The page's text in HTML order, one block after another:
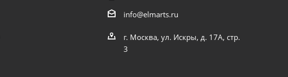
info@elmarts.ru
г. Москва, ул. Искры, д. 17А, стр.
3